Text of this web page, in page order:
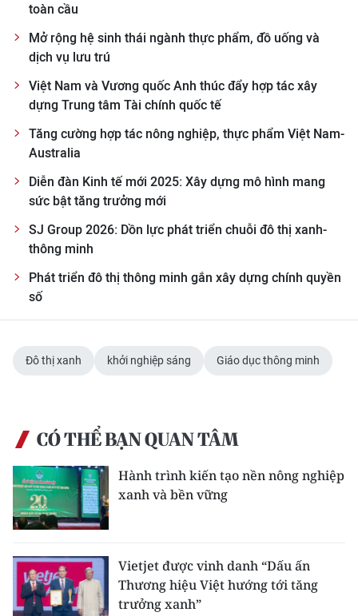
ESPAÑOL
한국어
toàn cầu
Mở rộng hệ sinh thái ngành thực phẩm, đồ uống và
dịch vụ lưu trú
Việt Nam và Vương quốc Anh thúc đẩy hợp tác xây
dựng Trung tâm Tài chính quốc tế
Tăng cường hợp tác nông nghiệp, thực phẩm Việt Nam-
Australia
Diễn đàn Kinh tế mới 2025: Xây dựng mô hình mang
sức bật tăng trưởng mới
SJ Group 2026: Dồn lực phát triển chuỗi đô thị xanh-
thông minh
Phát triển đô thị thông minh gắn xây dựng chính quyền
số
Đô thị xanh khởi nghiệp sáng Giáo dục thông minh
CÓ THỂ BẠN QUAN TÂM
Hành trình kiến tạo nền nông nghiệp
xanh và bền vững
Vietjet được vinh danh “Dấu ấn
Thương hiệu Việt hướng tới tăng
trưởng xanh”